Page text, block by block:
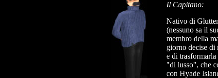
Il Capitano:
Nativo di
(nessuno sa il
membro della
giorno decise di
e di trasformarla
"di lusso", che
con Hyade